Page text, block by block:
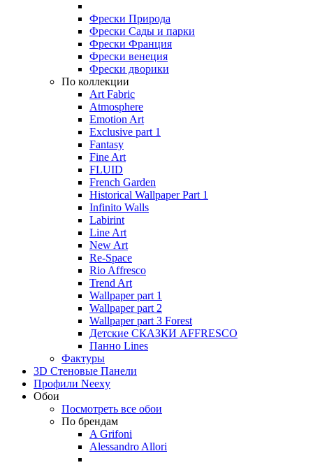
Фрески Природа
Фрески Сады и парки
Фрески Франция
Фрески венеция
Фрески дворики
По коллекции
Art Fabric
Atmosphere
Emotion Art
Exclusive part 1
Fantasy
Fine Art
FLUID
French Garden
Historical Wallpaper Part 1
Infinito Walls
Labirint
Line Art
New Art
Re-Space
Rio Affresco
Trend Art
Wallpaper part 1
Wallpaper part 2
Wallpaper part 3 Forest
Детские СКАЗКИ AFFRESCO
Панно Lines
Фактуры
3D Стеновые Панели
Профили Neexy
Обои
Посмотреть все обои
По брендам
A Grifoni
Alessandro Allori